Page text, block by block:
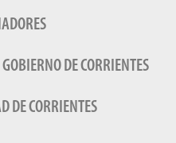
GOBIERNO DE CORRIENTES
DE CORRIENTES